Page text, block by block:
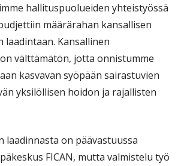
hallituspuolueiden yhteistyössä
määrärahan kansallisen
laadintaan. Kansallinen
välttämätön, jotta onnistumme
kasvavan syöpään sairastuvien
yksilöllisen hoidon ja rajallisten
laadinnasta on päävastuussa
FICAN, mutta valmistelu työ